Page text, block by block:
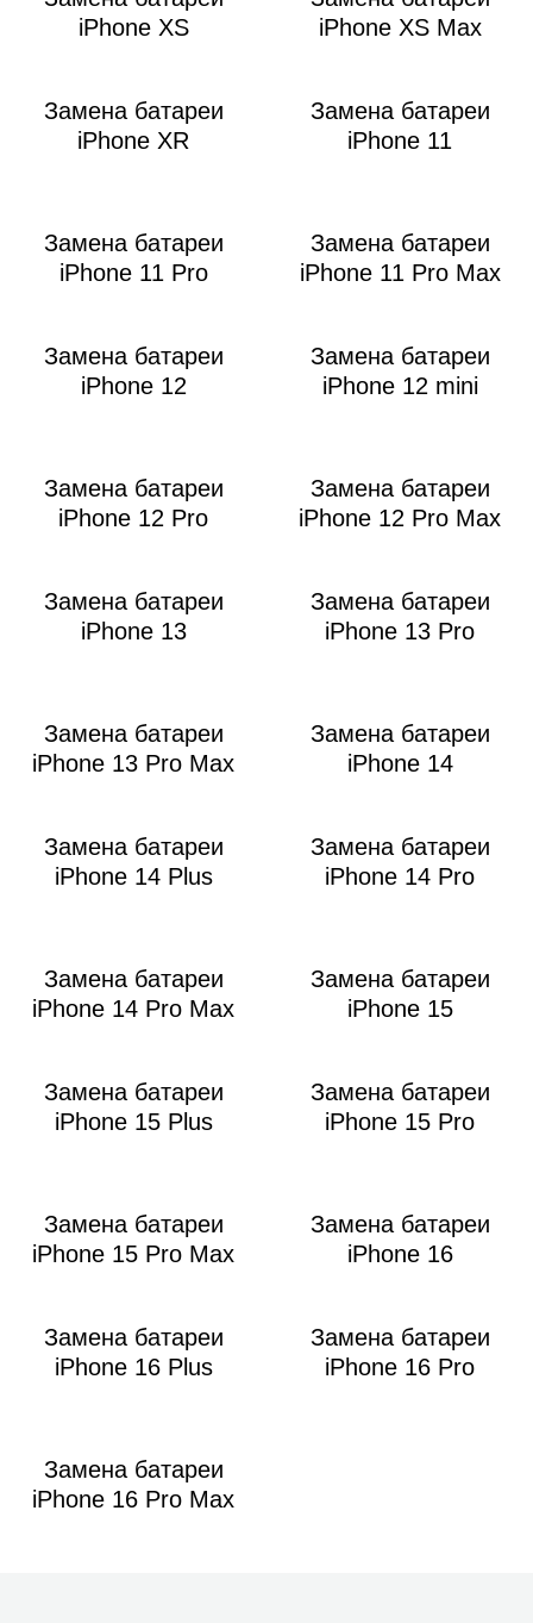
iPhone XS
iPhone XS Max
Замена батареи
iPhone XR
Замена батареи
iPhone 11
Замена батареи
iPhone 11 Pro
Замена батареи
iPhone 11 Pro Max
Замена батареи
iPhone 12
Замена батареи
iPhone 12 mini
Замена батареи
iPhone 12 Pro
Замена батареи
iPhone 12 Pro Max
Замена батареи
iPhone 13
Замена батареи
iPhone 13 Pro
Замена батареи
iPhone 13 Pro Max
Замена батареи
iPhone 14
Замена батареи
iPhone 14 Plus
Замена батареи
iPhone 14 Pro
Замена батареи
iPhone 14 Pro Max
Замена батареи
iPhone 15
Замена батареи
iPhone 15 Plus
Замена батареи
iPhone 15 Pro
Замена батареи
iPhone 15 Pro Max
Замена батареи
iPhone 16
Замена батареи
iPhone 16 Plus
Замена батареи
iPhone 16 Pro
Замена батареи
iPhone 16 Pro Max